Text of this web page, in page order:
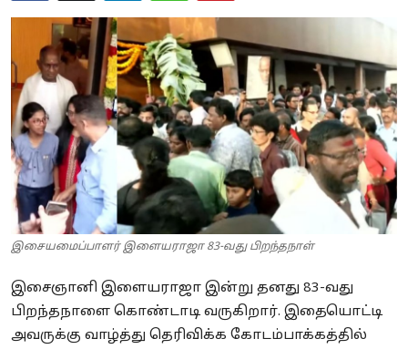
Crime
Tamilnadu
National
World
Astrology
Spirituality
Weather
Politics
இசையமைப்பாளர் இளையராஜா 83-வது பிறந்தநாள்
இசைஞானி இளையராஜா இன்று தனது 83-வது
பிறந்தநாளை கொண்டாடி வருகிறார். இதையொட்டி
அவருக்கு வாழ்த்து தெரிவிக்க கோடம்பாக்கத்தில்